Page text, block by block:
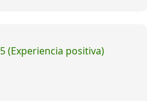
5 (Experiencia positiva)